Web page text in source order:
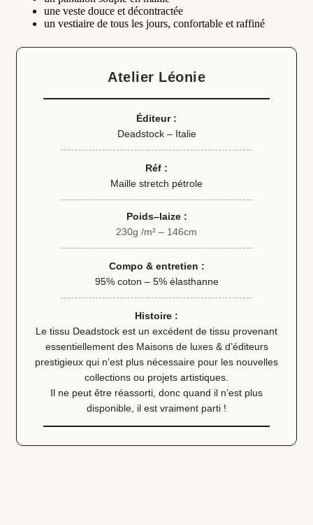
une veste douce et décontractée
un vestiaire de tous les jours, confortable et raffiné
Atelier Léonie
Éditeur :
Deadstock – Italie
Réf :
Maille stretch pétrole
Poids–laize :
230g /m² – 146cm
Compo & entretien :
95% coton – 5% élasthanne
Histoire :
Le tissu Deadstock est un excédent de tissu provenant
essentiellement des Maisons de luxes & d’éditeurs
prestigieux qui n’est plus nécessaire pour les nouvelles
collections ou projets artistiques.
Il ne peut être réassorti, donc quand il n’est plus
disponible, il est vraiment parti !